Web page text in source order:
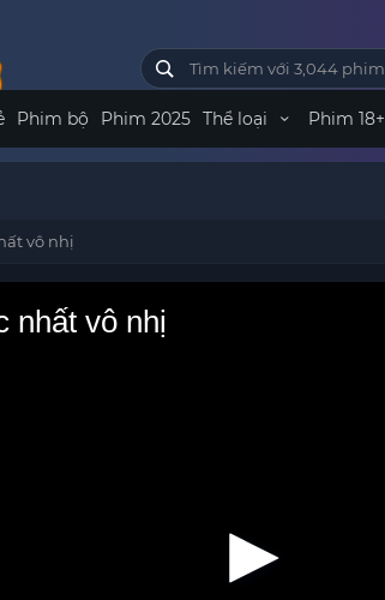
Phim bộ Phim 2025 Thể loại Phim 18+
vô nhị
nhất vô nhị